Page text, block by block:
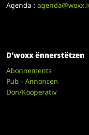
Agenda :
D’woxx ënnerstëtzen
Abonnements
Pub - Annoncen
Don/Kooperativ